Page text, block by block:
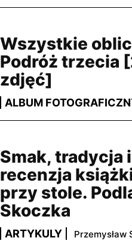
Wszystkie
Podróż trzecia
zdjęć]
ALBUM
Smak, tradycja
recenzja
przy stole.
Skoczka
ARTYKULY Przemysław